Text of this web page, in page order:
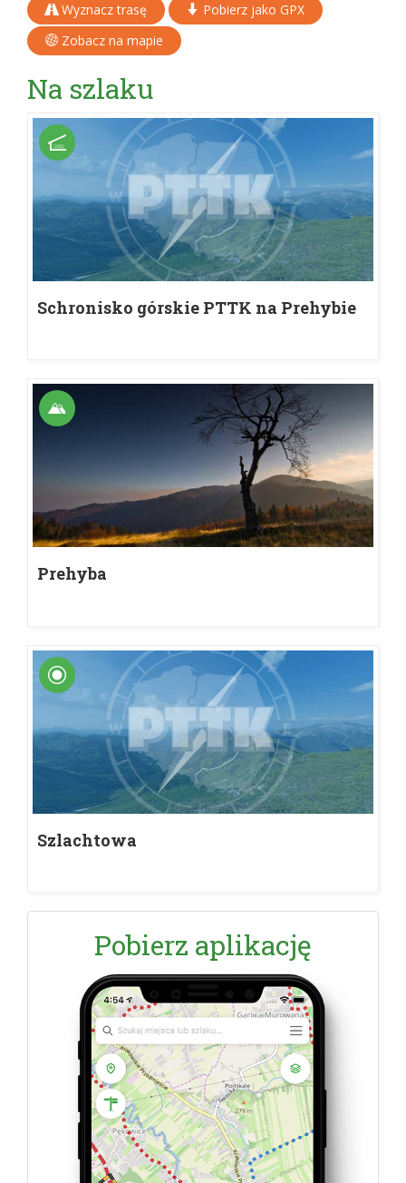
Wyznacz trasę
Pobierz jako GPX
Zobacz na mapie
Na szlaku
Schronisko górskie PTTK na Prehybie
Prehyba
Szlachtowa
Pobierz aplikację